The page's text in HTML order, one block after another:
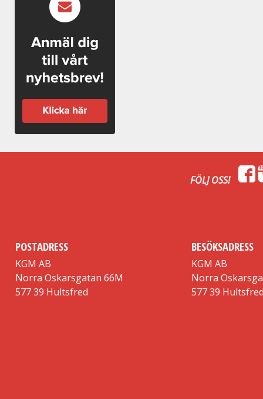
FÖLJ OSS!
POSTADRESS
KGM AB
Norra Oskarsgatan 66M
577 39 Hultsfred
BESÖKSADRESS
KGM AB
Norra
577 39